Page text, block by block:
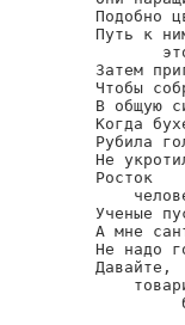
Подобно
Путь к
Затем
Чтобы
В общую
Когда
Рубила
Не
Росток
Ученые
А мне
Не надо
Давайте,